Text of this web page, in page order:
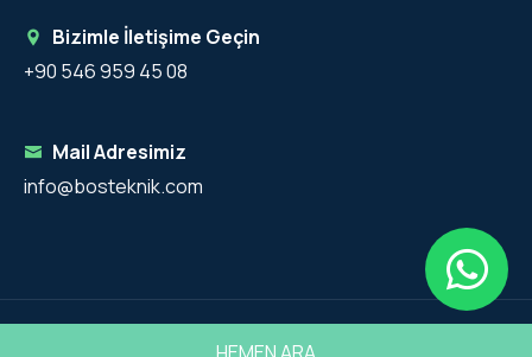
Bizimle İletişime Geçin
+90 546 959 45 08
Mail Adresimiz
info@bosteknik.com
Copyright 2025 - Bos Teknik Tüm Hakları Saklıdır.